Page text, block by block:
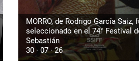
MORRO, de Rodrigo García Saiz,
seleccionado en el 74° Festival
Sebastián
30 · 07 · 26